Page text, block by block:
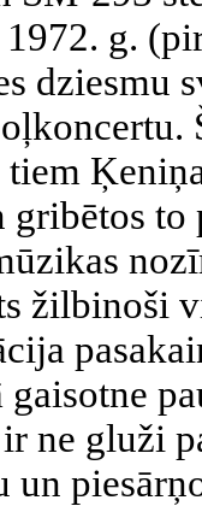
g.
dziesmu
gribētos to
žilbinoši
gaisotne
ne gluži
un